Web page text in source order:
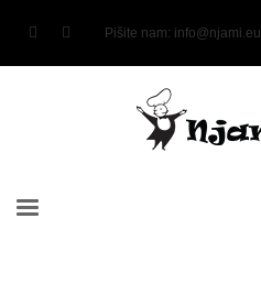
Pišite nam: info@njami.eu